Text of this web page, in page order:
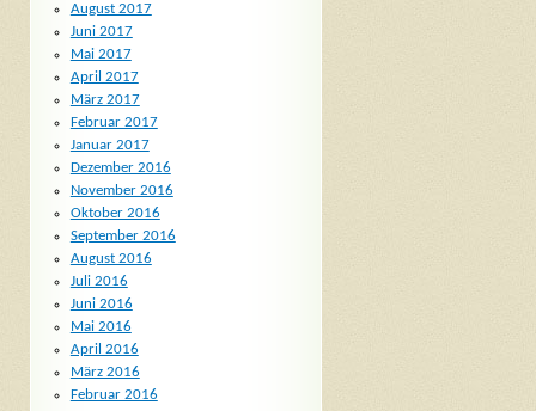
August 2017
Juni 2017
Mai 2017
April 2017
März 2017
Februar 2017
Januar 2017
Dezember 2016
November 2016
Oktober 2016
September 2016
August 2016
Juli 2016
Juni 2016
Mai 2016
April 2016
März 2016
Februar 2016